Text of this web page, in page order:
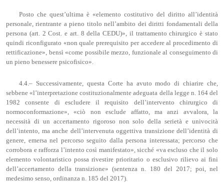
Posto che quest’ultima è «elemento costitutivo del diritto all’identità
personale, rientrante a pieno titolo nell’ambito dei diritti fondamentali della
persona (art. 2 Cost. e art. 8 della CEDU)», il trattamento chirurgico è stato
quindi riconfigurato «non quale prerequisito per accedere al procedimento di
rettificazione», bensì «come possibile mezzo, funzionale al conseguimento di
un pieno benessere psicofisico».
4.4.– Successivamente, questa Corte ha avuto modo di chiarire che,
sebbene «l’interpretazione costituzionalmente adeguata della legge n. 164 del
1982 consente di escludere il requisito dell’intervento chirurgico di
normoconformazione», «ciò non esclude affatto, ma anzi avvalora, la
necessità di un accertamento rigoroso non solo della serietà e univocità
dell’intento, ma anche dell’intervenuta oggettiva transizione dell’identità di
genere, emersa nel percorso seguito dalla persona interessata; percorso che
corrobora e rafforza l’intento così manifestato», sicché «va escluso che il solo
elemento volontaristico possa rivestire prioritario o esclusivo rilievo ai fini
dell’accertamento della transizione» (sentenza n. 180 del 2017; poi, nel
medesimo senso, ordinanza n. 185 del 2017).